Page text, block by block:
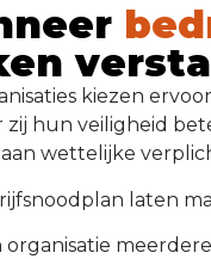
kiezen
zij hun veiligheid
wettelijke
laten
organisatie